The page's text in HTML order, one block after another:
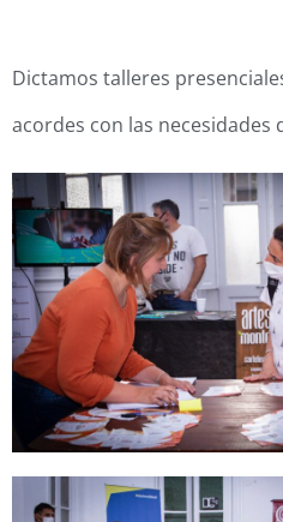
Dictamos talleres
acordes con las necesidades